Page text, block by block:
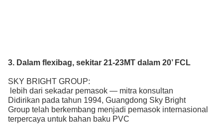
3. Dalam flexibag, sekitar 21-23MT dalam 20’ FCL
SKY BRIGHT GROUP:
lebih dari sekadar pemasok — mitra konsultan
Didirikan pada tahun 1994, Guangdong Sky Bright
Group telah berkembang menjadi pemasok internasional
terpercaya untuk bahan baku PVC